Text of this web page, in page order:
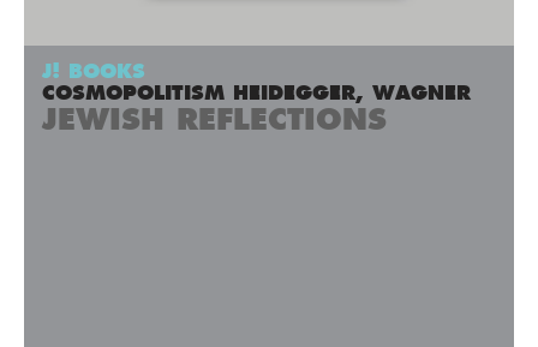
J! BOOKS
COSMOPOLITISM HEIDEGGER, WAGNER
JEWISH REFLECTIONS